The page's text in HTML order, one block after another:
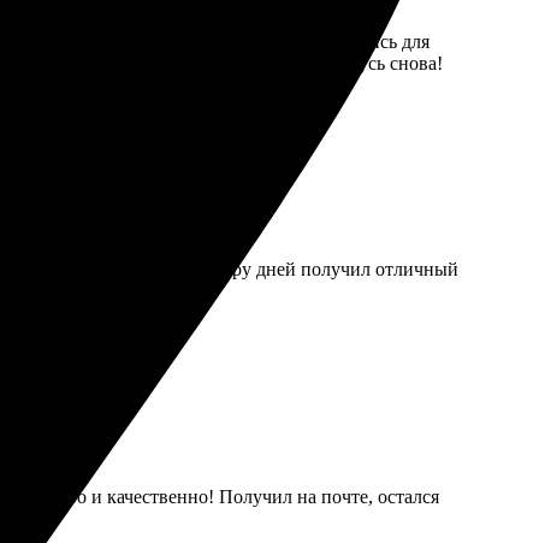
загрузила фото. Оперативно связались для
аккуратной упаковке. Обязательно вернусь снова!
была быстрой. Через пару дней получил отличный
быстро и качественно! Получил на почте, остался